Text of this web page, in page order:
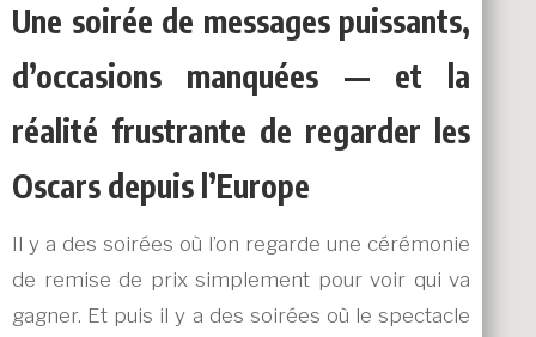
Une soirée de messages puissants,
d’occasions manquées — et la
réalité frustrante de regarder les
Oscars depuis l’Europe
Il y a des soirées où l’on regarde une cérémonie
de remise de prix simplement pour voir qui va
gagner. Et puis il y a des soirées où le spectacle